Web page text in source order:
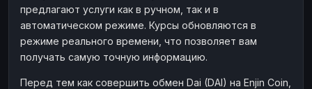
НАЛИЧНЫЕ ДЕНЬГИ
Наличные
Наличные USD
Наличные
Наличные
Наличные
Наличные KZT
предлагают услуги как в ручном, так и в
автоматическом режиме. Курсы обновляются в
режиме реального времени, что позволяет вам
получать самую точную информацию.
Перед тем как совершить обмен Dai (DAI) на Enjin Coin,